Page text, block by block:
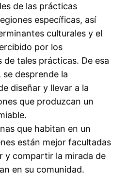
de las prácticas
específicas, así
culturales y el
por los
tales prácticas. De esa
desprende la
diseñar y llevar a la
que produzcan un
que habitan en un
están mejor facultadas
y compartir la mirada de
en su comunidad.